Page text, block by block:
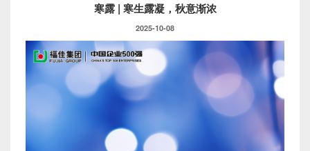
寒露 | 寒生露凝，秋意渐浓
2025-10-08